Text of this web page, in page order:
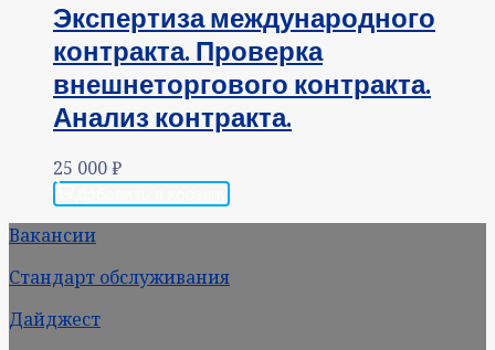
Экспертиза международного
контракта. Проверка
внешнеторгового контракта.
Анализ контракта.
25 000₽
Вакансии
Стандарт обслуживания
Дайджест